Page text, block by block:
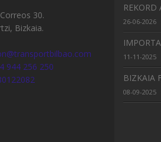
30.
Bizkaia.
944 256 250
26-06-2026
11-11-2025
BIZKAIA
08-09-2025